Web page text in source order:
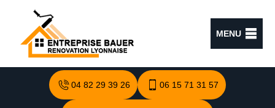
MENU
04 82 29 39 26 06 15 71 31 57